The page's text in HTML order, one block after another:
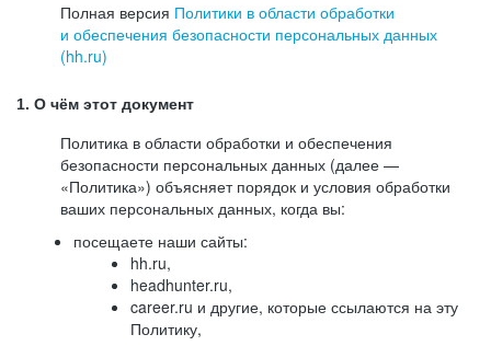
Полная версия Политики в области обработки
и обеспечения безопасности персональных данных
(hh.ru)
1. О чём этот документ
Политика в области обработки и обеспечения
безопасности персональных данных (далее —
«Политика») объясняет порядок и условия обработки
ваших персональных данных, когда вы:
посещаете наши сайты:
hh.ru,
headhunter.ru,
career.ru и другие, которые ссылаются на эту
Политику,